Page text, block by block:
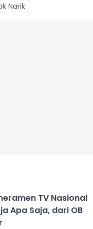
Narik
TV Nasional
Apa Saja, dari OB